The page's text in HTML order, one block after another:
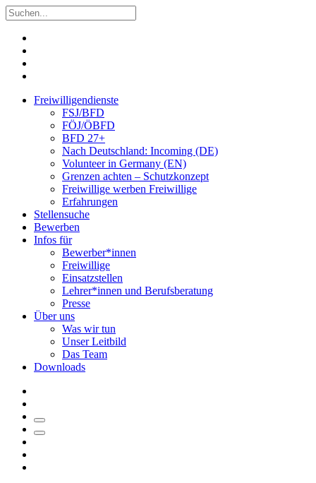
Freiwilligendienste
FSJ/BFD
FÖJ/ÖBFD
BFD 27+
Nach Deutschland: Incoming (DE)
Volunteer in Germany (EN)
Grenzen achten – Schutzkonzept
Freiwillige werben Freiwillige
Erfahrungen
Stellensuche
Bewerben
Infos für
Bewerber*innen
Freiwillige
Einsatzstellen
Lehrer*innen und Berufsberatung
Presse
Über uns
Was wir tun
Unser Leitbild
Das Team
Downloads